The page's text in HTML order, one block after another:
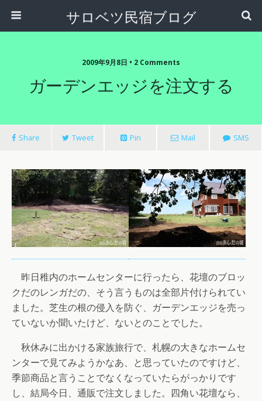
サロベツ民宿ブログ
2009年9月8日 • 2 Comments
ガーデンエッジを注文する
Share Tweet Pin Mail SMS
昨日稚内のホームセンターに行ったら、花壇のブロッ
クだのレンガだの、そう言うものは全部片付けられてい
ました。芝生の根の侵入を防ぐ、ガーデンエッジを売っ
ていないか聞いたけど、ないとのことでした。
秋休みに出かける家族旅行で、札幌の大きなホームセ
ンターで見てみようかなあ、と思っていたのですけど、
季節商品と言うことでなくなっていたらがっかりです
し、結局今日、通販で注文しました。四角い花壇なら、